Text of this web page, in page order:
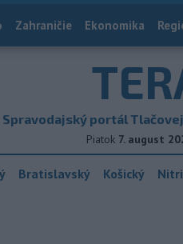
Zahraničie Ekonomika
Spravodajský portál
Piatok 7. august
Bratislavský Košický